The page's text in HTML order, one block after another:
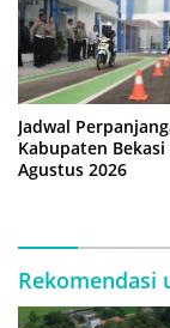
Jadwal
Kabupaten Bekasi
Agustus 2026
Rekomendasi